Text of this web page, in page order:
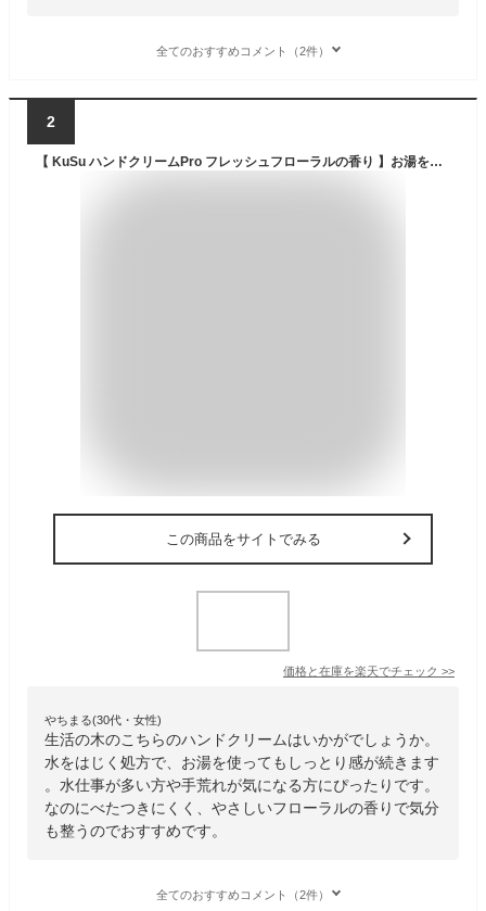
全てのおすすめコメント（2件）
2
【 KuSu ハンドクリームPro フレッシュフローラルの香り 】お湯をつかっても しっとり感が続く ハンドクリーム クス 生活の木 せいかつのき 40g 水をはじく 水仕事 手荒れ 保湿 べたつかない 送料無料 アイセイ薬局 公式
この商品をサイトでみる
価格と在庫を楽天でチェック >>
やちまる(30代・女性)
生活の木のこちらのハンドクリームはいかがでしょうか。
水をはじく処方で、お湯を使ってもしっとり感が続きます
。水仕事が多い方や手荒れが気になる方にぴったりです。
なのにべたつきにくく、やさしいフローラルの香りで気分
も整うのでおすすめです。
全てのおすすめコメント（2件）